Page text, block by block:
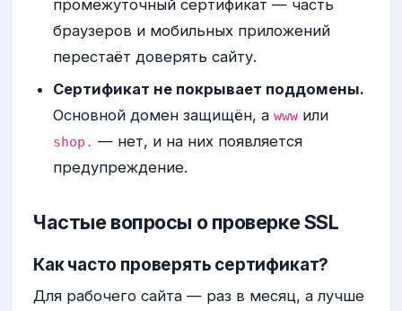
промежуточный сертификат — часть
браузеров и мобильных приложений
перестаёт доверять сайту.
Сертификат не покрывает поддомены.
Основной домен защищён, а wwwили
shop. — нет, и на них появляется
предупреждение.
Частые вопросы о проверке SSL
Как часто проверять сертификат?
Для рабочего сайта — раз в месяц, а лучше